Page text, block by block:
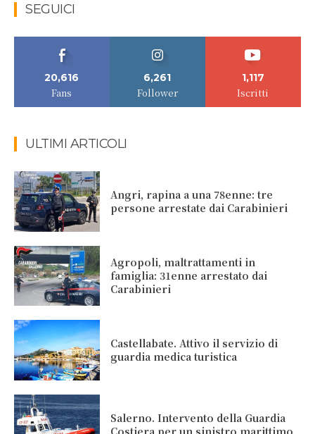
SEGUICI
20,616
Fans
6,261
Follower
1,117
Iscritti
ULTIMI ARTICOLI
Angri, rapina a una 78enne: tre
persone arrestate dai Carabinieri
Agropoli, maltrattamenti in
famiglia: 31enne arrestato dai
Carabinieri
Castellabate. Attivo il servizio di
guardia medica turistica
Salerno. Intervento della Guardia
Costiera per un sinistro marittimo